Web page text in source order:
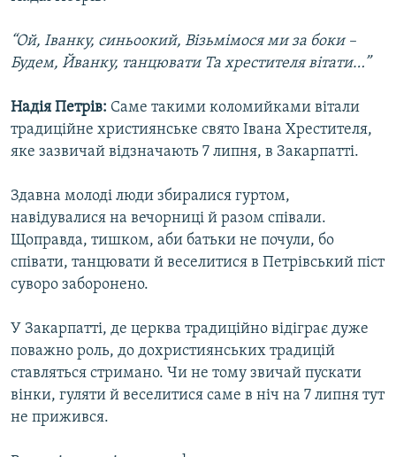
“Ой, Іванку, синьоокий, Візьмімося ми за боки –
Будем, Йванку, танцювати Та хрестителя вітати…”
Надія Петрів: Саме такими коломийками вітали
традиційне християнське свято Івана Хрестителя,
яке зазвичай відзначають 7 липня, в Закарпатті.
Здавна молоді люди збиралися гуртом,
навідувалися на вечорниці й разом співали.
Щоправда, тишком, аби батьки не почули, бо
співати, танцювати й веселитися в Петрівський піст
суворо заборонено.
У Закарпатті, де церква традиційно відіграє дуже
поважно роль, до дохристиянських традицій
ставляться стримано. Чи не тому звичай пускати
вінки, гуляти й веселитися саме в ніч на 7 липня тут
не прижився.